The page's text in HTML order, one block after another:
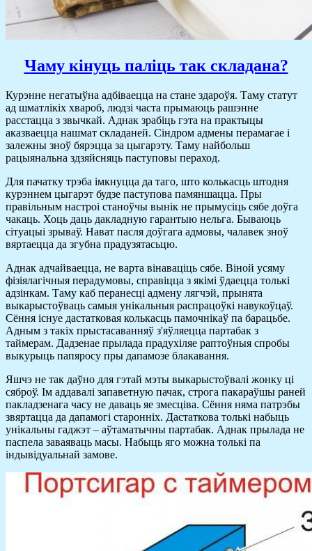
Чаму кінуць паліць так складана?
Курэнне негатыўна адбіваецца на стане здароўя. Таму статут
ад шматлікіх хвароб, людзі часта прымаюць рашэнне
расстацца з звычкай. Аднак зрабіць гэта на практыцы
аказваецца нашмат складаней. Сіндром адмены перамагае і
залежны зноў бярэцца за цыгарэту. Таму найбольш
рацыянальна здзяйсняць паступовы пераход.
Для пачатку трэба імкнуцца да таго, што колькасць штодня
курэннем цыгарэт будзе паступова памяншацца. Пры
правільным настроі станоўчы вынік не прымусіць сябе доўга
чакаць. Хоць даць дакладную гарантыю нельга. Бываюць
сітуацыі зрываў. Нават пасля доўгага адмовы, чалавек зноў
вяртаецца да згубна прадузятасьцю.
Аднак адчайваецца, не варта вінаваціць сябе. Віной усяму
фізіялагічныя перадумовы, справіцца з якімі ўдаецца толькі
адзінкам. Таму каб перанесці адмену лягчэй, прынята
выкарыстоўваць самыя унікальныя распрацоўкі навукоўцаў.
Сёння існуе дастатковая колькасць памочнікаў па барацьбе.
Адным з такіх прыстасаванняў з'яўляецца партабак з
таймерам. Дадзенае прылада прадухіляе раптоўныя спробы
выкурыць папяросу пры дапамозе блакавання.
Яшчэ не так даўно для гэтай мэты выкарыстоўвалі жонку ці
сяброў. Ім аддавалі запаветную пачак, строга пакараўшы раней
пакладзенага часу не даваць яе змесціва. Сёння няма патрэбы
звяртацца да дапамогі старонніх. Дастаткова толькі набыць
унікальны гаджэт – аўтаматычны партабак. Аднак прылада не
паспела заваяваць масы. Набыць яго можна толькі па
індывідуальнай замове.